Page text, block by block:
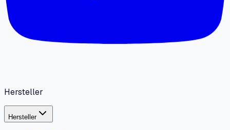
Hersteller
Hersteller